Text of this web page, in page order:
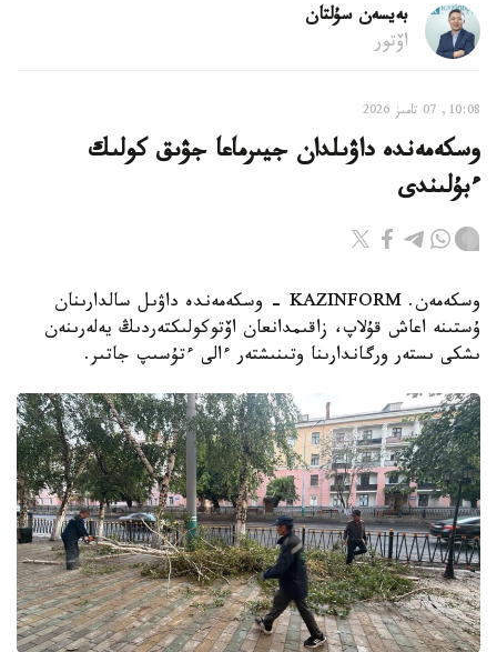
بەيسەن سۇلتان
اۆتور
10:08, 07 تامىز 2026
وسكەمەندە داۋىلدان جيىرماعا جۋىق كولىك
ءبۇلىندى
وسكەمەن. KAZINFORM - وسكەمەندە داۋىل سالدارىنان
ۇستىنە اعاش قۇلاپ، زاقىمدانعان اۆتوكولىكتەردىڭ يەلەرىنەن
ىشكى ىستەر ورگاندارىنا وتىنىشتەر ءالى ءتۇسىپ جاتىر.